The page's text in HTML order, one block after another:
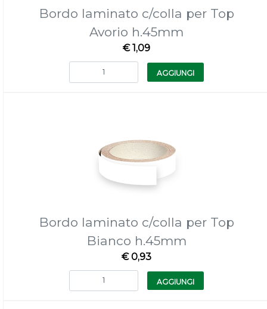
Bordo laminato c/colla per Top
Avorio h.45mm
€ 1,09
Quantità
AGGIUNGI
Bordo laminato c/colla per Top
Bianco h.45mm
€ 0,93
Quantità
AGGIUNGI